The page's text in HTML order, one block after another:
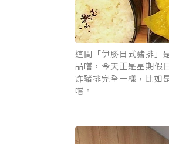
這間「伊勝日式豬排」
品嚐，今天正是星期假
炸豬排完全一樣，比如
嚐。